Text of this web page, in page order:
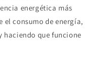
energética más
consumo de energía,
que funcione